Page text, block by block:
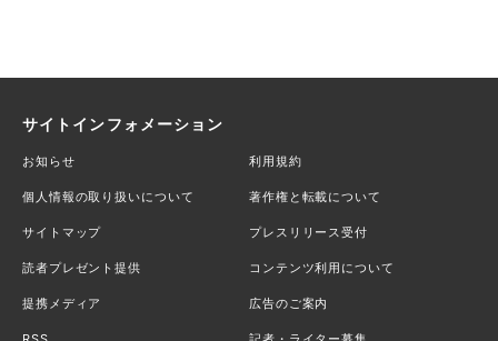
サイトインフォメーション
お知らせ 利用規約
個人情報の取り扱いについて 著作権と転載について
サイトマップ プレスリリース受付
読者プレゼント提供 コンテンツ利用について
提携メディア 広告のご案内